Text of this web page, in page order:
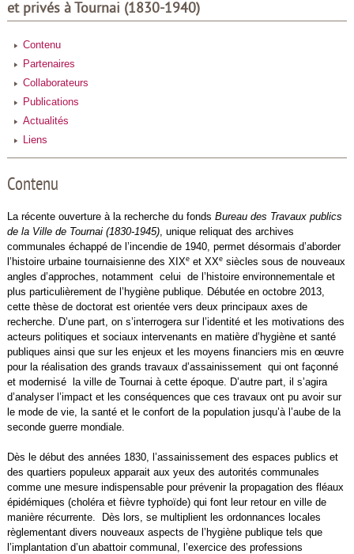
et privés à Tournai (1830-1940)
Contenu
Partenaires
Collaborateurs
Publications
Actualités
Liens
Contenu
La récente ouverture à la recherche du fonds Bureau des Travaux publics
de la Ville de Tournai (1830-1945), unique reliquat des archives
communales échappé de l’incendie de 1940, permet désormais d’aborder
l’histoire urbaine tournaisienne des XIXeet XXesiècles sous de nouveaux
angles d’approches, notamment celui de l’histoire environnementale et
plus particulièrement de l’hygiène publique. Débutée en octobre 2013,
cette thèse de doctorat est orientée vers deux principaux axes de
recherche. D’une part, on s’interrogera sur l’identité et les motivations des
acteurs politiques et sociaux intervenants en matière d’hygiène et santé
publiques ainsi que sur les enjeux et les moyens financiers mis en œuvre
pour la réalisation des grands travaux d’assainissement qui ont façonné
et modernisé la ville de Tournai à cette époque. D’autre part, il s’agira
d’analyser l’impact et les conséquences que ces travaux ont pu avoir sur
le mode de vie, la santé et le confort de la population jusqu’à l’aube de la
seconde guerre mondiale.
Dès le début des années 1830, l’assainissement des espaces publics et
des quartiers populeux apparait aux yeux des autorités communales
comme une mesure indispensable pour prévenir la propagation des fléaux
épidémiques (choléra et fièvre typhoïde) qui font leur retour en ville de
manière récurrente. Dès lors, se multiplient les ordonnances locales
règlementant divers nouveaux aspects de l’hygiène publique tels que
l’implantation d’un abattoir communal, l’exercice des professions